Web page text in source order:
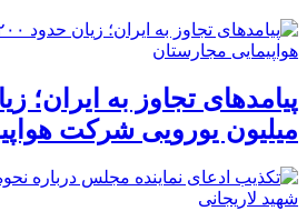
میلیون یورویی شرکت